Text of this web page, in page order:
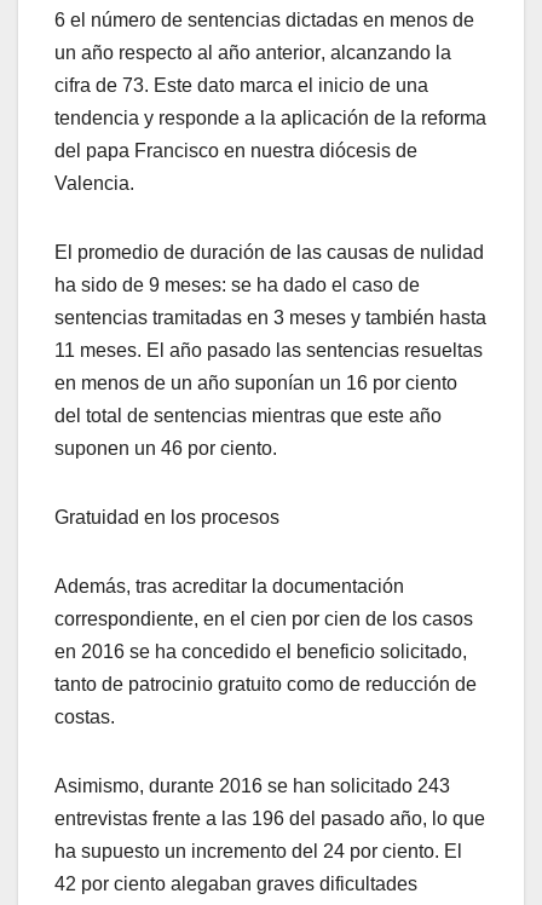
6 el número de sentencias dictadas en menos de
un año respecto al año anterior, alcanzando la
cifra de 73. Este dato marca el inicio de una
tendencia y responde a la aplicación de la reforma
del papa Francisco en nuestra diócesis de
Valencia.
El promedio de duración de las causas de nulidad
ha sido de 9 meses: se ha dado el caso de
sentencias tramitadas en 3 meses y también hasta
11 meses. El año pasado las sentencias resueltas
en menos de un año suponían un 16 por ciento
del total de sentencias mientras que este año
suponen un 46 por ciento.
Gratuidad en los procesos
Además, tras acreditar la documentación
correspondiente, en el cien por cien de los casos
en 2016 se ha concedido el beneficio solicitado,
tanto de patrocinio gratuito como de reducción de
costas.
Asimismo, durante 2016 se han solicitado 243
entrevistas frente a las 196 del pasado año, lo que
ha supuesto un incremento del 24 por ciento. El
42 por ciento alegaban graves dificultades